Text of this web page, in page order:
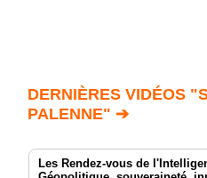
DERNIÈRES VIDÉOS
PALENNE" ➔
Les Rendez-vous de